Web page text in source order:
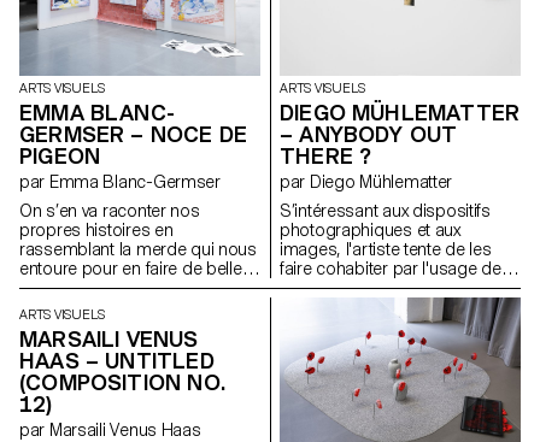
les thèmes de l’identité, du
rituel et de la contrainte. Une
tension dynamique entre
protection et rigidité s’en
dégage. Influencées par la
richesse tactile d’Olga de
Amaral et les innovations
textiles sculpturales de Jeanne
Vicérial, les sculptures habitent
un espace liminaire où le
corps, la structure et le récit
convergent.
ARTS VISUELS
EMMA BLANC-
GERMSER – NOCE DE
PIGEON
par Emma Blanc-Germser
On s’en va raconter nos
propres histoires en
rassemblant la merde qui nous
entoure pour en faire de belles
structures tout en dégradant
des nuances de bruns, beige,
noir, ocre, kaki, qu’elle peut
nous offrir. Parce que quand les
larmes ne sortent plus, tout finit
de sortir par les fesses. Et on a
plus rien d’autre à faire que de
partir à la quête de l’amour.
ARTS VISUELS
DIEGO MÜHLEMATTER
– ANYBODY OUT
THERE ?
par Diego Mühlematter
S’intéressant aux dispositifs
photographiques et aux
images, l'artiste tente de les
faire cohabiter par l'usage de
dos de chambre
photographique comme
fenêtres. Il explore la zone grise
qui se trouve à l’intérieur de
l’appareil et tente de
cartographier cette errance.
ARTS VISUELS
MARSAILI VENUS
HAAS – UNTITLED
(COMPOSITION NO.
12)
par Marsaili Venus Haas